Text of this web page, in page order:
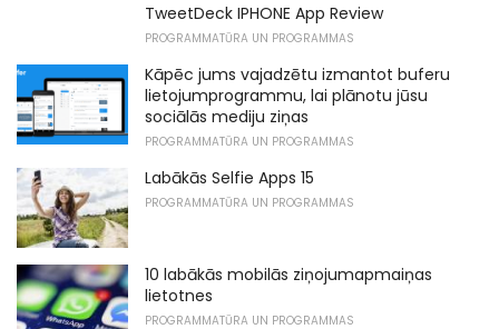
TweetDeck IPHONE App Review
PROGRAMMATŪRA UN PROGRAMMAS
Kāpēc jums vajadzētu izmantot buferu
lietojumprogrammu, lai plānotu jūsu
sociālās mediju ziņas
PROGRAMMATŪRA UN PROGRAMMAS
Labākās Selfie Apps 15
PROGRAMMATŪRA UN PROGRAMMAS
10 labākās mobilās ziņojumapmaiņas
lietotnes
PROGRAMMATŪRA UN PROGRAMMAS